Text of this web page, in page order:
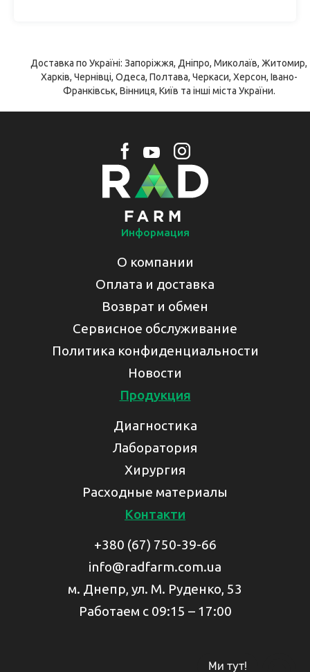
Доставка по Україні: Запоріжжя, Дніпро, Миколаїв, Житомир,
Харків, Чернівці, Одеса, Полтава, Черкаси, Херсон, Івано-
Франківськ, Вінниця, Київ та інші міста України.
Информация
О компании
Оплата и доставка
Возврат и обмен
Сервисное обслуживание
Политика конфиденциальности
Новости
Продукция
Диагностика
Лаборатория
Хирургия
Расходные материалы
Контакти
+380 (67) 750-39-66
info@radfarm.com.ua
м. Днепр, ул. М. Руденко, 53
Работаем с 09:15 – 17:00
Ми тут!